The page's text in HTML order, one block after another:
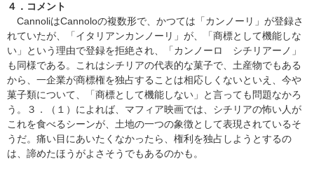
４．コメント
CannoliはCannoloの複数形で、かつては「カンノーリ」が登録さ
れていたが、「イタリアンカンノーリ」が、「商標として機能しな
い」という理由で登録を拒絶され、「カンノーロ シチリアーノ」
も同様である。これはシチリアの代表的な菓子で、土産物でもある
から、一企業が商標権を独占することは相応しくないといえ、今や
菓子類について、「商標として機能しない」と言っても問題なかろ
う。３．（１）によれば、マフィア映画では、シチリアの怖い人が
これを食べるシーンが、土地の一つの象徴として表現されているそ
うだ。痛い目にあいたくなかったら、権利を独占しようとするの
は、諦めたほうがよさそうでもあるのかも。